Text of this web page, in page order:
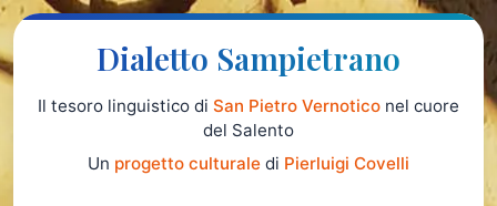
Dialetto Sampietrano
Il tesoro linguistico di San Pietro Vernotico nel cuore
del Salento
Un progetto culturale di Pierluigi Covelli